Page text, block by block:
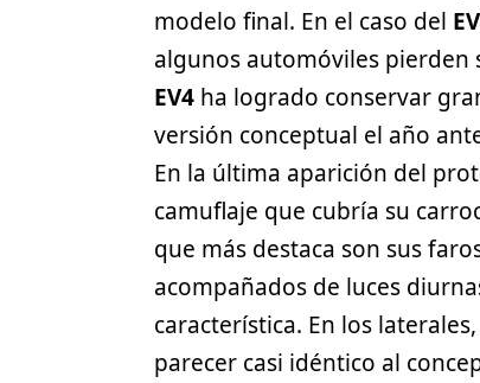
modelo final. En el caso del
algunos automóviles pierden
EV4 ha logrado conservar
versión conceptual el año
En la última aparición del
camuflaje que cubría su
que más destaca son sus
acompañados de luces
característica. En los
parecer casi idéntico al